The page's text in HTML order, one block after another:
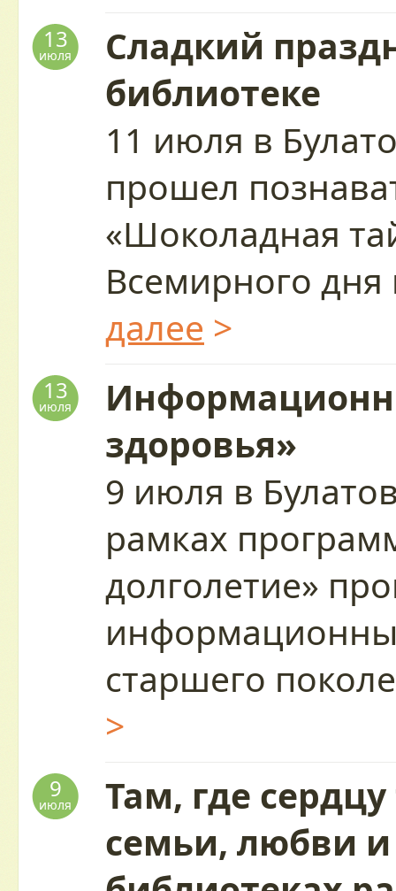
13
июля
Сладкий
библиотеке
11 июля в
прошел
«Шоколадная
Всемирного
далее >
13
июля
здоровья»
9 июля в
рамках
долголетие»
старшего
>
9
июля
Там, где
семьи, любви и